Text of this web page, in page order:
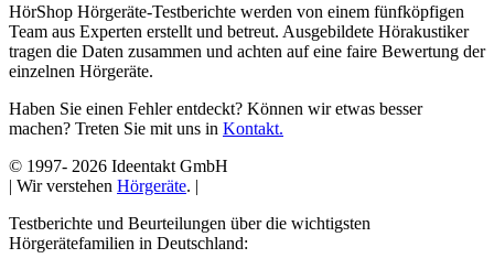
HörShop Hörgeräte-Testberichte werden von einem fünfköpfigen
Team aus Experten erstellt und betreut. Ausgebildete Hörakustiker
tragen die Daten zusammen und achten auf eine faire Bewertung der
einzelnen Hörgeräte.
Haben Sie einen Fehler entdeckt? Können wir etwas besser
machen? Treten Sie mit uns in Kontakt.
© 1997- 2026 Ideentakt GmbH
| Wir verstehen Hörgeräte. |
Testberichte und Beurteilungen über die wichtigsten
Hörgerätefamilien in Deutschland: